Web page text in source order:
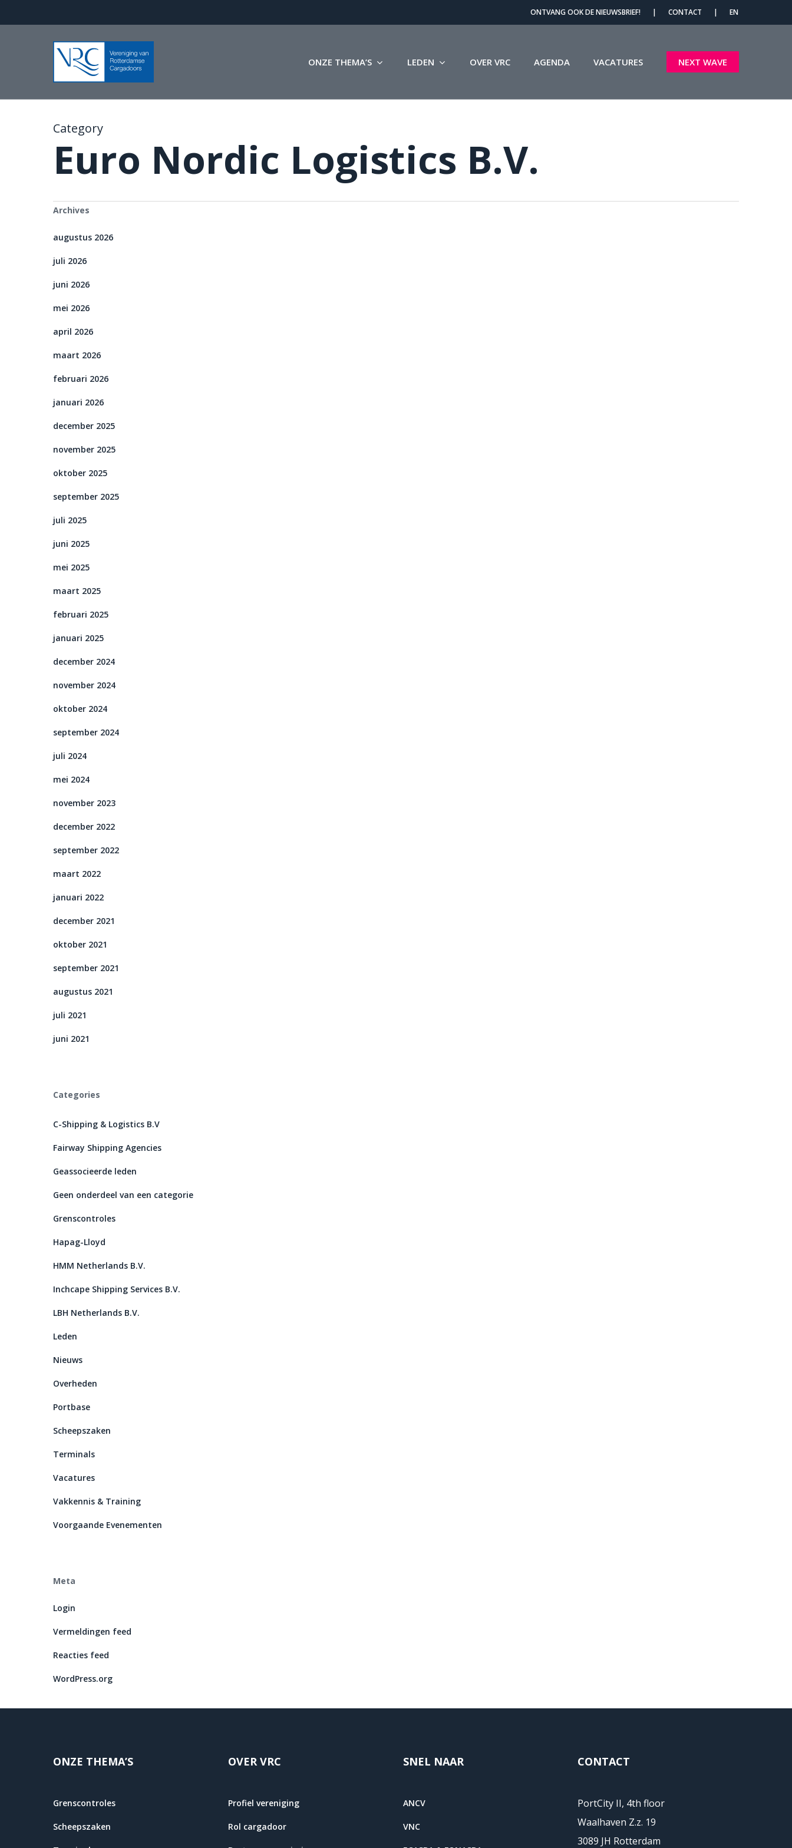
to
ONTVANG OOK DE NIEUWSBRIEF! | CONTACT | EN
ONZE THEMA’S LEDEN OVER VRC AGENDA VACATURES NEXT WAVE
Category
Euro Nordic Logistics B.V.
Archives
augustus 2026
juli 2026
juni 2026
mei 2026
april 2026
maart 2026
februari 2026
januari 2026
december 2025
november 2025
oktober 2025
september 2025
juli 2025
juni 2025
mei 2025
maart 2025
februari 2025
januari 2025
december 2024
november 2024
oktober 2024
september 2024
juli 2024
mei 2024
november 2023
december 2022
september 2022
maart 2022
januari 2022
december 2021
oktober 2021
september 2021
augustus 2021
juli 2021
juni 2021
Categories
C-Shipping & Logistics B.V
Fairway Shipping Agencies
Geassocieerde leden
Geen onderdeel van een categorie
Grenscontroles
Hapag-Lloyd
HMM Netherlands B.V.
Inchcape Shipping Services B.V.
LBH Netherlands B.V.
Leden
Nieuws
Overheden
Portbase
Scheepszaken
Terminals
Vacatures
Vakkennis & Training
Voorgaande Evenementen
Meta
Login
Vermeldingen feed
Reacties feed
WordPress.org
ONZE THEMA’S
Grenscontroles
Scheepszaken
OVER VRC
Profiel vereniging
Rol cargadoor
SNEL NAAR
ANCV
VNC
CONTACT
PortCity II, 4th floor
Waalhaven Z.z. 19
3089 JH Rotterdam